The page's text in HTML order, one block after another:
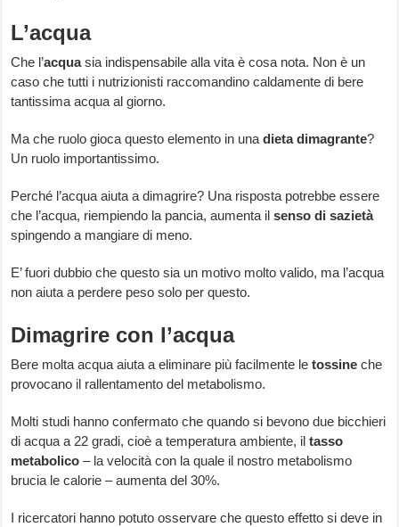
L’acqua
Che l’acquasia indispensabile alla vita è cosa nota. Non è un
caso che tutti i nutrizionisti raccomandino caldamente di bere
tantissima acqua al giorno.
Ma che ruolo gioca questo elemento in una dieta dimagrante?
Un ruolo importantissimo.
Perché l’acqua aiuta a dimagrire? Una risposta potrebbe essere
che l’acqua, riempiendo la pancia, aumenta ilsenso di sazietà
spingendo a mangiare di meno.
E’ fuori dubbio che questo sia un motivo molto valido, ma l’acqua
non aiuta a perdere peso solo per questo.
Dimagrire con l’acqua
Bere molta acqua aiuta a eliminare più facilmente letossine che
provocano il rallentamento del metabolismo.
Molti studi hanno confermato che quando si bevono due bicchieri
di acqua a 22 gradi, cioè a temperatura ambiente, iltasso
metabolico – la velocità con la quale il nostro metabolismo
brucia le calorie – aumenta del 30%.
I ricercatori hanno potuto osservare che questo effetto si deve in